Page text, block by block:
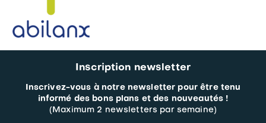
Inscription newsletter
Inscrivez-vous à notre newsletter pour être tenu
informé des bons plans et des nouveautés !
(Maximum 2 newsletters par semaine)